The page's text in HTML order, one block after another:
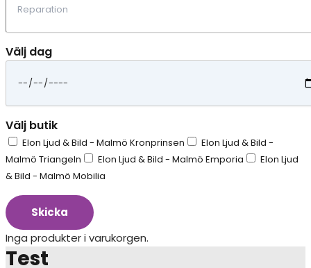
Välj dag
Välj butik
Elon Ljud & Bild - Malmö Kronprinsen
Elon Ljud & Bild -
Malmö Triangeln
Elon Ljud & Bild - Malmö Emporia
Elon Ljud
& Bild - Malmö Mobilia
Skicka
Inga produkter i varukorgen.
Test